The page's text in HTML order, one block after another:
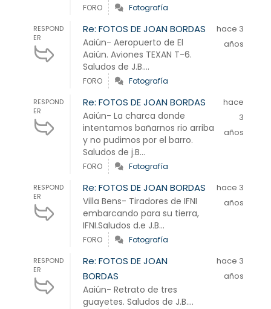
FORO Fotografía
RESPOND
ER
Re: FOTOS DE JOAN BORDAS
Aaiún- Aeropuerto de El
Aaiún. Aviones TEXAN T-6.
Saludos de J.B....
hace 3
años
FORO Fotografía
RESPOND
ER
Re: FOTOS DE JOAN BORDAS
Aaiún- La charca donde
intentamos bañarnos rio arriba
y no pudimos por el barro.
Saludos de j.B...
hace
3
años
FORO Fotografía
RESPOND
ER
Re: FOTOS DE JOAN BORDAS
Villa Bens- Tiradores de IFNI
embarcando para su tierra,
IFNI.Saludos d.e J.B...
hace 3
años
FORO Fotografía
RESPOND
ER
Re: FOTOS DE JOAN
BORDAS
Aaiún- Retrato de tres
guayetes. Saludos de J.B....
hace 3
años